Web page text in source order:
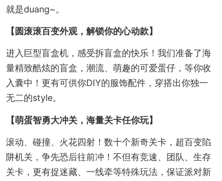
就是duang~。
【圆滚滚百变外观，解锁你的心动款】
进入巨型盲盒机，感受拆盲盒的快乐！我们准备了海
量精致酷炫的盲盒，潮流、萌趣的可爱蛋仔，等你收
入囊中！更有可供你DIY的服饰配件，穿搭出你独一
无二的style。
【萌蛋智勇大冲关，海量关卡任你玩】
滚动、碰撞、火花四射！数十个新奇关卡，超百变陷
阱机关，争先恐后往前冲！不但有竞速、团队、生存
关卡，更有捉迷藏、一线牵等特殊玩法，保证派对新